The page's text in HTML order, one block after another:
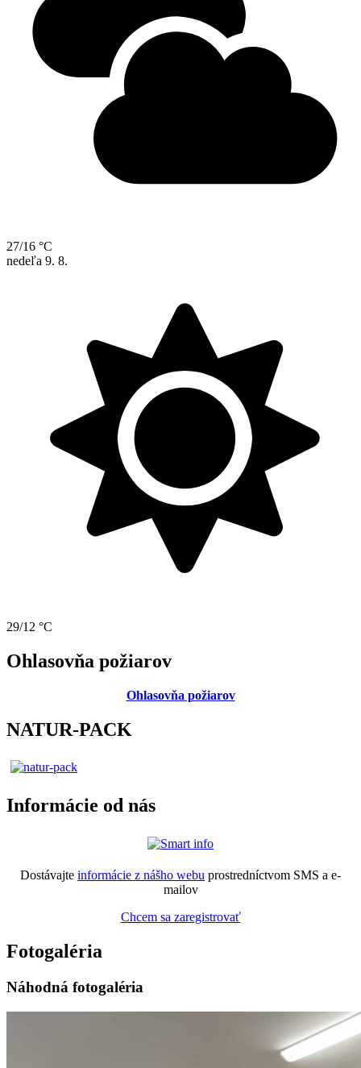
27/16 °C
nedeľa 9. 8.
29/12 °C
Ohlasovňa požiarov
Ohlasovňa požiarov
NATUR-PACK
Informácie od nás
Dostávajte informácie z nášho webu prostredníctvom SMS a e-
mailov
Chcem sa zaregistrovať
Fotogaléria
Náhodná fotogaléria